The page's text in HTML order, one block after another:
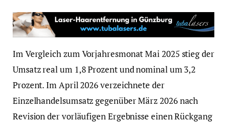
Im Vergleich zum Vorjahresmonat Mai 2025 stieg der
Umsatz real um 1,8 Prozent und nominal um 3,2
Prozent. Im April 2026 verzeichnete der
Einzelhandelsumsatz gegenüber März 2026 nach
Revision der vorläufigen Ergebnisse einen Rückgang